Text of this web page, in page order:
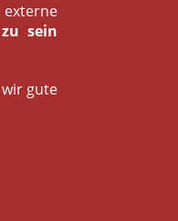
sein
gute